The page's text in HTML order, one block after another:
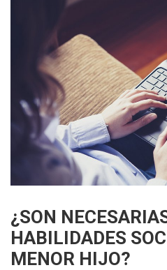
¿SON
HABILIDADES
MENOR HIJO?